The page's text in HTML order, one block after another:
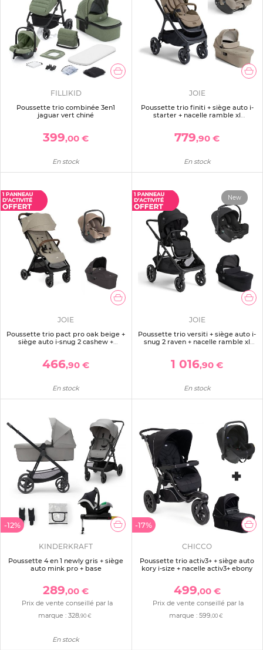
FILLIKID
Poussette trio combinée 3en1
jaguar vert chiné
399,00 €
En stock
JOIE
Poussette trio finiti + siège auto i-
starter + nacelle ramble xl
779,90 €
En stock
JOIE
Poussette trio pact pro oak beige +
siège auto i-snug 2 cashew +
466,90 €
En stock
New
JOIE
Poussette trio versiti + siège auto i-
snug 2 raven + nacelle ramble xl
1 016,90 €
En stock
-12%
KINDERKRAFT
Poussette 4 en 1 newly gris + siège
auto mink pro + base
289,00 €
Prix de vente conseillé par la
marque : 328,90 €
En stock
-17%
CHICCO
Poussette trio activ3+ + siège auto
kory i-size + nacelle activ3+ ebony
499,00 €
Prix de vente conseillé par la
marque : 599,00 €